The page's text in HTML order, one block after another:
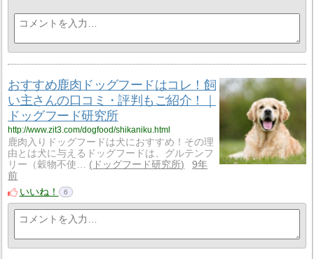
おすすめ鹿肉ドッグフードはコレ！飼
い主さんの口コミ・評判もご紹介！｜
ドッグフード研究所
http://www.zit3.com/dogfood/shikaniku.html
鹿肉入りドッグフードは犬におすすめ！その理
由とは犬に与えるドッグフードは、グルテンフ
リー（穀物不使…
ドッグフード研究所
9年
前
いいね！
6